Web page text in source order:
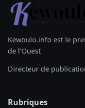
Kewoulo.info est le
de l'Ouest
Directeur de
Rubriques